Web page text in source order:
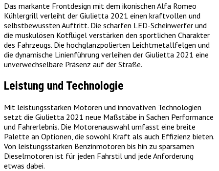
Das markante Frontdesign mit dem ikonischen Alfa Romeo
Kühlergrill verleiht der Giulietta 2021 einen kraftvollen und
selbstbewussten Auftritt. Die scharfen LED-Scheinwerfer und
die muskulösen Kotflügel verstärken den sportlichen Charakter
des Fahrzeugs. Die hochglanzpolierten Leichtmetallfelgen und
die dynamische Linienführung verleihen der Giulietta 2021 eine
unverwechselbare Präsenz auf der Straße.
Leistung und Technologie
Mit leistungsstarken Motoren und innovativen Technologien
setzt die Giulietta 2021 neue Maßstäbe in Sachen Performance
und Fahrerlebnis. Die Motorenauswahl umfasst eine breite
Palette an Optionen, die sowohl Kraft als auch Effizienz bieten.
Von leistungsstarken Benzinmotoren bis hin zu sparsamen
Dieselmotoren ist für jeden Fahrstil und jede Anforderung
etwas dabei.